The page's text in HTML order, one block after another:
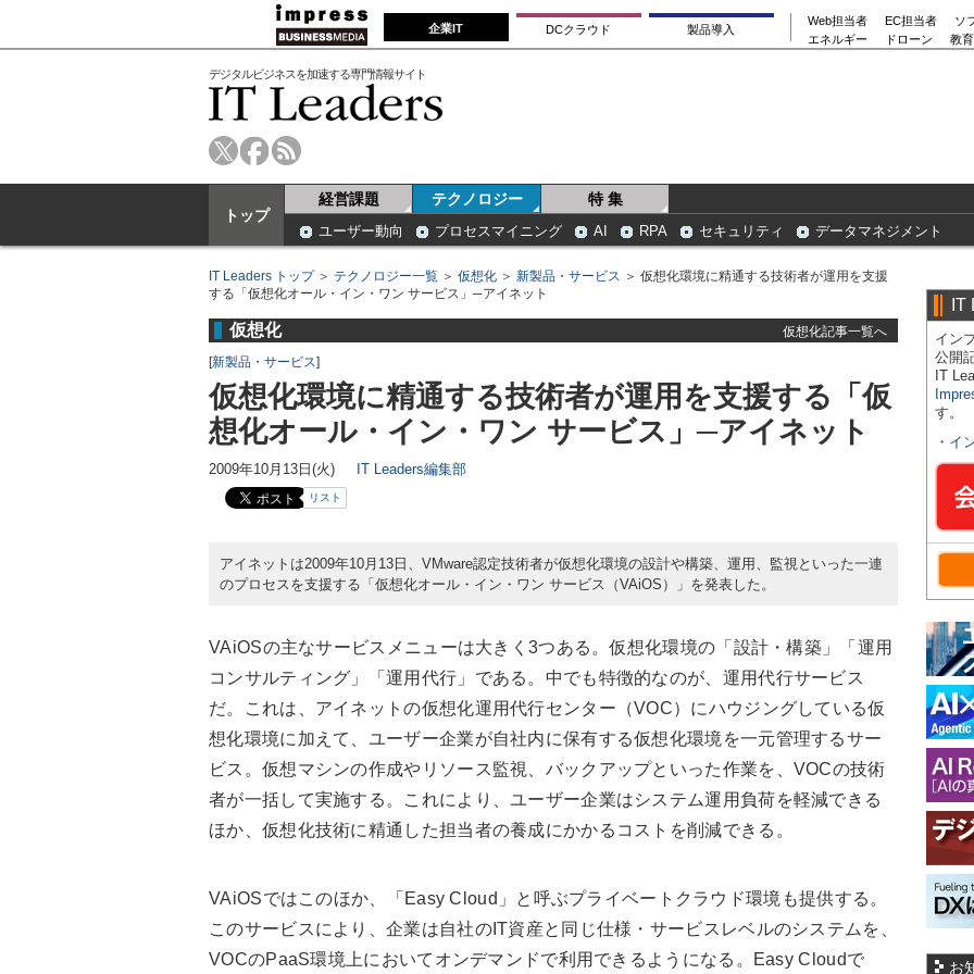
企業IT DCクラウド 製品導入
Web担当者 EC担当者
ソ
エネルギー
ドローン 教
デジタルビジネスを加速する専門情報サイト
トップ
経営課題 テクノロジー 特 集
ユーザー動向 プロセスマイニング AI RPA セキュリティ データマネジメント
IT Leaders トップ＞ テクノロジー一覧 ＞ 仮想化 ＞ 新製品・サービス ＞ 仮想化環境に精通する技術者が運用を支援
する「仮想化オール・イン・ワン サービス」─アイネット
仮想化
仮想化記事一覧へ
[新製品・サービス]
仮想化環境に精通する技術者が運用を支援する「仮
想化オール・イン・ワン サービス」─アイネット
2009年10月13日(火) IT Leaders編集部
リスト
アイネットは2009年10月13日、VMware認定技術者が仮想化環境の設計や構築、運用、監視といった一連
のプロセスを支援する「仮想化オール・イン・ワン サービス（VAiOS）」を発表した。
VAiOSの主なサービスメニューは大きく3つある。仮想化環境の「設計・構築」「運用
コンサルティング」「運用代行」である。中でも特徴的なのが、運用代行サービス
だ。これは、アイネットの仮想化運用代行センター（VOC）にハウジングしている仮
想化環境に加えて、ユーザー企業が自社内に保有する仮想化環境を一元管理するサー
ビス。仮想マシンの作成やリソース監視、バックアップといった作業を、VOCの技術
者が一括して実施する。これにより、ユーザー企業はシステム運用負荷を軽減できる
ほか、仮想化技術に精通した担当者の養成にかかるコストを削減できる。
VAiOSではこのほか、「Easy Cloud」と呼ぶプライベートクラウド環境も提供する。
このサービスにより、企業は自社のIT資産と同じ仕様・サービスレベルのシステムを、
VOCのPaaS環境上においてオンデマンドで利用できるようになる。Easy Cloudで
IT
イン
公開
IT
す。
・ イ
お